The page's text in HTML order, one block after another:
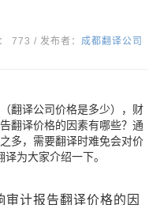
773 / 发布者： 成都翻译公司
翻译公司价格是多少），财
翻译价格的因素有哪些？通
多，需要翻译时难免会对价
为大家介绍一下。
计报告翻译价格的因